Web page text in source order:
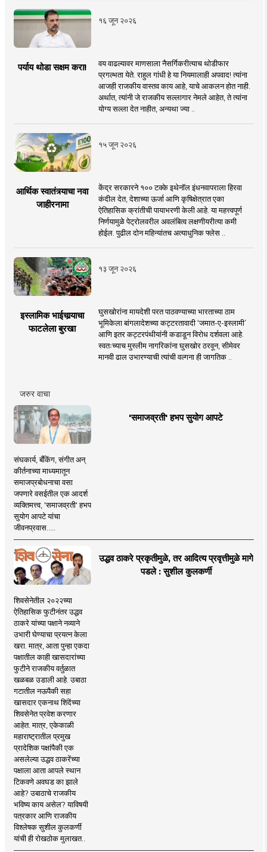
१६ जून २०२६
पर्याय थोडा सक्षम करा!
वय वाढल्यावर माणसाला नैसर्गिकरीत्याच थोडीफार
प्रगल्भता येते. राहुल गांधी हे या नियमालाही अपवाद! त्यांना
आजही राजकीय वास्तव काय आहे, याचे आकलन होत नाही.
अर्थात, त्यांनी जे राजकीय सल्लागार नेमले आहेत, ते त्यांना
योग्य सल्ला देत नाहीत, अन्यथा ज्या ..
१५ जून २०२६
आर्थिक स्वातंत्र्याचा नवा
जाहीरनामा
केंद्र सरकारने १०० टक्के इथेनॉल इंधनवापराला हिरवा
कंदील देत, देशाच्या ऊर्जा आणि कृषिक्षेत्रात एका
ऐतिहासिक क्रांतीची पायाभरणी केली आहे. या महत्त्वपूर्ण
निर्णयामुळे पेट्रोलवरील अवलंबित्व लक्षणीयरीत्या कमी
होईल. पुढील दोन महिन्यांतच अत्याधुनिक फ्लेस ..
१३ जून २०२६
इस्लामिक भाईचार्‍याचा
फाटलेला बुरखा
घुसखोरांना मायदेशी परत पाठवण्याच्या भारताच्या ठाम
भूमिकेला बांगलादेशच्या कट्टरतावादी ‘जमात-ए-इस्लामी’
आणि इतर कट्टरपंथीयांनी कडाडून विरोध दर्शवला आहे.
स्वतःच्याच मुस्लीम नागरिकांना घुसखोर ठरवून, सीमेवर
मानवी ढाल उभारण्याची त्यांची वल्गना ही जागतिक ..
जरुर वाचा
'समाजव्रती' हभप सुयोग आपटे
संघकार्य, बँकिंग, संगीत अन्
कीर्तनाच्या माध्यमातून
समाजप्रबोधनाचा वसा
जपणारे वसईतील एक आदर्श
व्यक्तिमत्त्व, 'समाजव्रती' हभप
सुयोग आपटे यांचा
जीवनप्रवास.....
उद्धव ठाकरे प्रकृतीमुळे, तर आदित्य प्रवृत्तीमुळे मागे
पडले : सुशील कुलकर्णी
शिवसेनेतील २०२२च्या
ऐतिहासिक फुटीनंतर उद्धव
ठाकरे यांच्या पक्षाने नव्याने
उभारी घेण्याचा प्रयत्न केला
खरा. मात्र, आता पुन्हा एकदा
पक्षातील काही खासदारांच्या
फुटीने राजकीय वर्तुळात
खळबळ उडाली आहे. उबाठा
गटातील नऊपैकी सहा
खासदार एकनाथ शिंदेंच्या
शिवसेनेत प्रवेश करणार
आहेत. मात्र, एकेकाळी
महाराष्ट्रातील प्रमुख
प्रादेशिक पक्षांपैकी एक
असलेल्या उद्धव ठाकरेंच्या
पक्षाला आता आपले स्थान
टिकवणे अवघड का झाले
आहे? उबाठाचे राजकीय
भविष्य काय असेल? याविषयी
पत्रकार आणि राजकीय
विश्लेषक सुशील कुलकर्णी
यांची ही रोखठोक मुलाखत..